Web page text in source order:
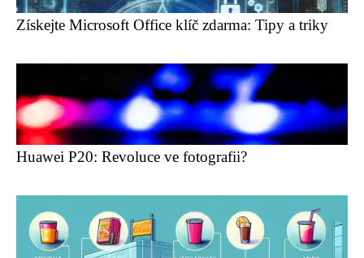
Získejte Microsoft Office klíč zdarma: Tipy a triky
Huawei P20: Revoluce ve fotografii?